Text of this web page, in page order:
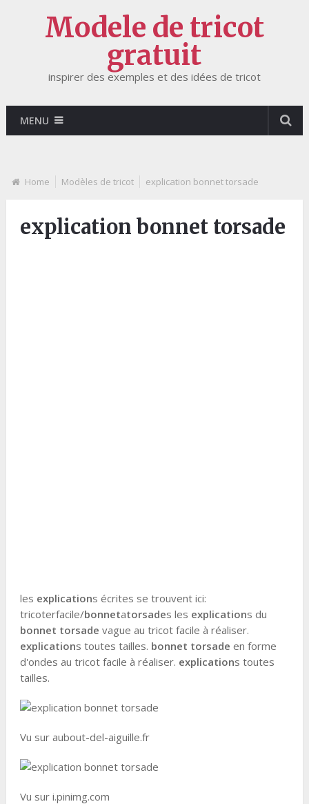
Modele de tricot
gratuit
inspirer des exemples et des idées de tricot
MENU
Home Modèles de tricot explication bonnet torsade
explication bonnet torsade
les explications écrites se trouvent ici:
tricoterfacile/bonnetatorsades les explications du
bonnet torsade vague au tricot facile à réaliser.
explications toutes tailles. bonnet torsade en forme
d'ondes au tricot facile à réaliser. explications toutes
tailles.
Vu sur aubout-del-aiguille.fr
Vu sur i.pinimg.com